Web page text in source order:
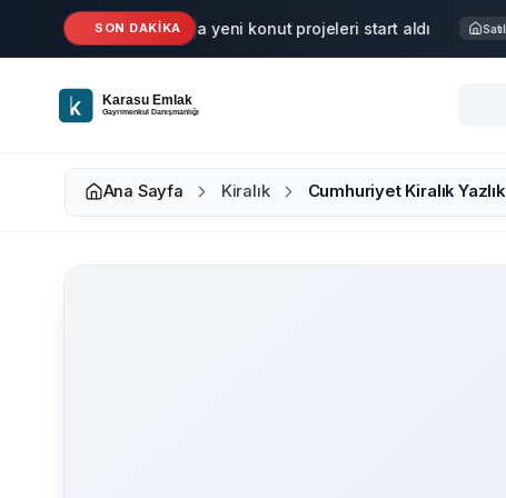
Ana içeriğe geç
SON DAKİKA
Haber Karasu'da yeni konut projeleri start aldı Satılık
Ana Sayfa Kiralık Cumhuriyet Kiralık Yazlık